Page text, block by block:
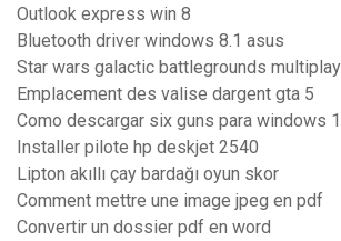
Outlook express win 8
Bluetooth driver windows 8.1 asus
Star wars galactic battlegrounds
Emplacement des valise dargent gta 5
Como descargar six guns para windows
Installer pilote hp deskjet 2540
Lipton akıllı çay bardağı oyun skor
Comment mettre une image jpeg en pdf
Convertir un dossier pdf en word